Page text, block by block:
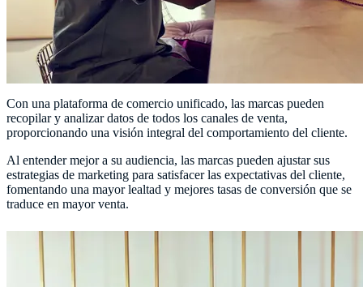
Con una plataforma de comercio unificado, las marcas pueden
recopilar y analizar datos de todos los canales de venta,
proporcionando una visión integral del comportamiento del cliente.
Al entender mejor a su audiencia, las marcas pueden ajustar sus
estrategias de marketing para satisfacer las expectativas del cliente,
fomentando una mayor lealtad y mejores tasas de conversión que se
traduce en mayor venta.